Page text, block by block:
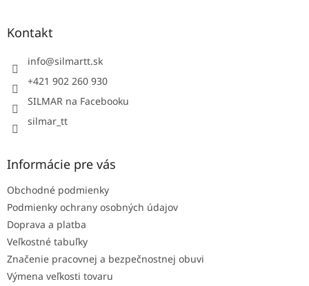
Kontakt
info@silmartt.sk
+421 902 260 930
SILMAR na Facebooku
silmar_tt
Informácie pre vás
Obchodné podmienky
Podmienky ochrany osobných údajov
Doprava a platba
Veľkostné tabuľky
Značenie pracovnej a bezpečnostnej obuvi
Výmena veľkosti tovaru